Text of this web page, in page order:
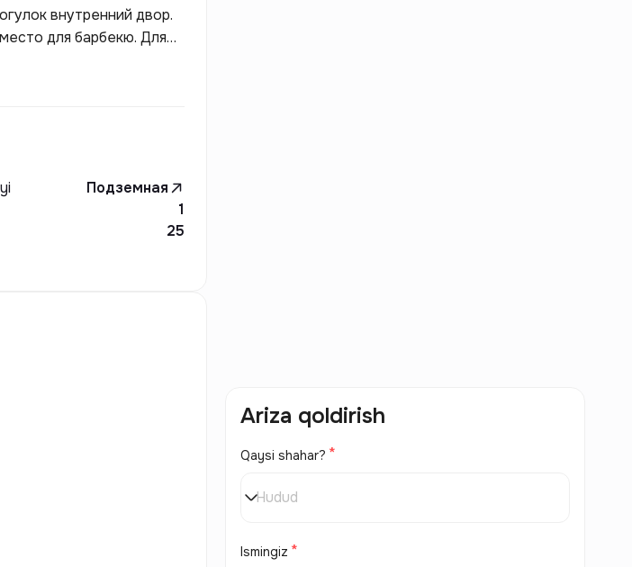
внутренний двор.
для барбекю. Для
Подземная
1
25
Ariza qoldirish
Qaysi shahar?
Hudud
Ismingiz